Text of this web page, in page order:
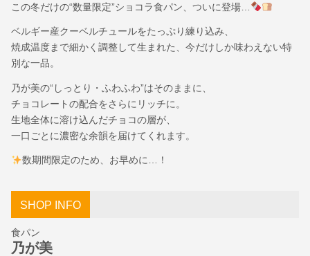
この冬だけの“数量限定”ショコラ食パン、ついに登場…
ベルギー産クーベルチュールをたっぷり練り込み、
焼成温度まで細かく調整して生まれた、今だけしか味わえない特
別な一品。
乃が美の“しっとり・ふわふわ”はそのままに、
チョコレートの配合をさらにリッチに。
生地全体に溶け込んだチョコの層が、
一口ごとに濃密な余韻を届けてくれます。
数期間限定のため、お早めに…！
SHOP INFO
食パン
乃が美